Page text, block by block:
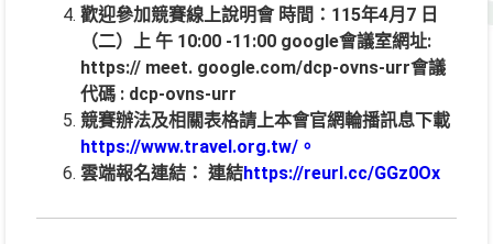
歡迎參加競賽線上說明會 時間：115年4月7 日
（二）上 午 10:00 -11:00 google會議室網址:
https:// meet. google.com/dcp-ovns-urr會議
代碼 : dcp-ovns-urr
競賽辦法及相關表格請上本會官網輪播訊息下載
https://www.travel.org.tw/ 。
雲端報名連結： 連結https://reurl.cc/GGz0Ox